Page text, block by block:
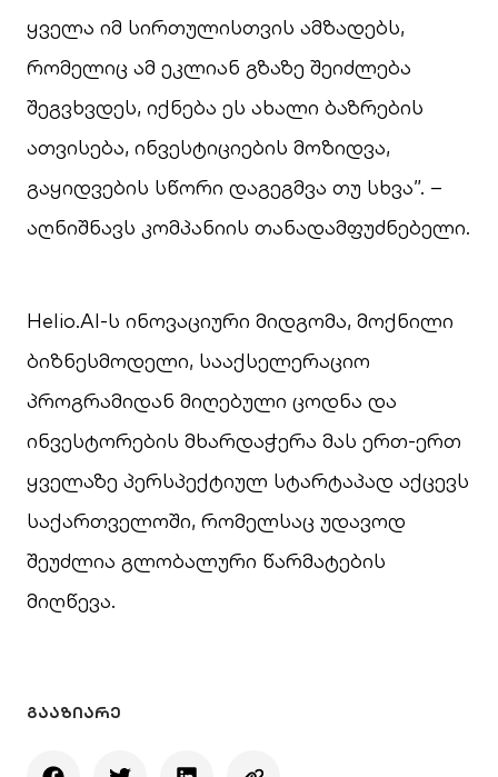
ყველა იმ სირთულისთვის ამზადებს,
რომელიც ამ ეკლიან გზაზე შეიძლება
შეგვხვდეს, იქნება ეს ახალი ბაზრების
ათვისება, ინვესტიციების მოზიდვა,
გაყიდვების სწორი დაგეგმვა თუ სხვა”. –
აღნიშნავს კომპანიის თანადამფუძნებელი.
Helio.AI-ს ინოვაციური მიდგომა, მოქნილი
ბიზნესმოდელი, სააქსელერაციო
პროგრამიდან მიღებული ცოდნა და
ინვესტორების მხარდაჭერა მას ერთ-ერთ
ყველაზე პერსპექტიულ სტარტაპად აქცევს
საქართველოში, რომელსაც უდავოდ
შეუძლია გლობალური წარმატების
მიღწევა.
ᲒᲐᲐᲖᲘᲐᲠᲔ